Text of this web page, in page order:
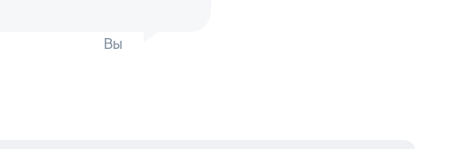
Вы